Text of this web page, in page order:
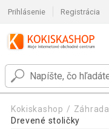
Prihlásenie Registrácia
Kokiskashop Záhrada
Drevené stoličky